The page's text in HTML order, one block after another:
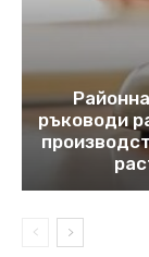
ръководи